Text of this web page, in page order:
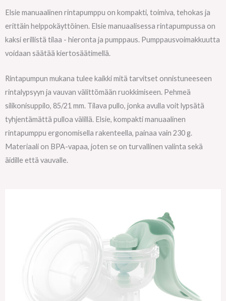
Elsie manuaalinen rintapumppu on kompakti, toimiva, tehokas ja
erittäin helppokäyttöinen. Elsie manuaalisessa rintapumpussa on
kaksi erillistä tilaa - hieronta ja pumppaus. Pumppausvoimakkuutta
voidaan säätää kiertosäätimellä.
Rintapumpun mukana tulee kaikki mitä tarvitset onnistuneeseen
rintalypsyyn ja vauvan välittömään ruokkimiseen. Pehmeä
silikonisuppilo, 85/21 mm. Tilava pullo, jonka avulla voit lypsätä
tyhjentämättä pulloa välillä. Elsie, kompakti manuaalinen
rintapumppu ergonomisella rakenteella, painaa vain 230 g.
Materiaali on BPA-vapaa, joten se on turvallinen valinta sekä
äidille että vauvalle.